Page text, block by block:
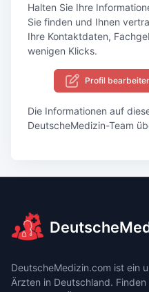
Halten Sie Ihre
Sie finden und Ihnen
Ihre Kontaktdaten,
wenigen Klicks.
Profil
Die Informationen auf
DeutscheMedizin-Team
DeutscheMedizin.com ist ein
Ärzten in Deutschland.